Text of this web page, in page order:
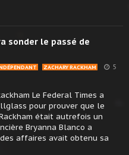
sonder le passé de
ZACHARY RACKHAM
5
Le Federal Times a
pour prouver que le
était autrefois un
Bryanna Blanco a
affaires avait obtenu sa